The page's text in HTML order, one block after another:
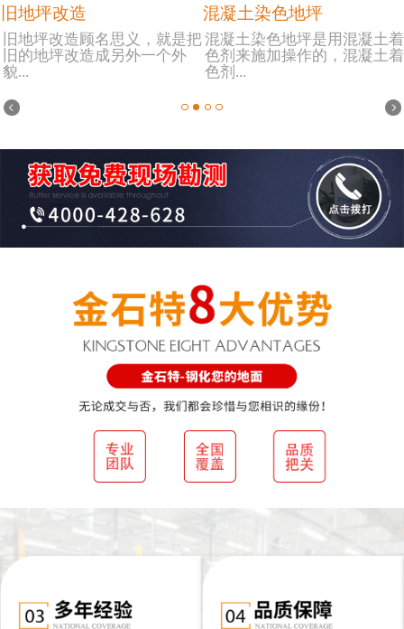
旧地坪改造
旧地坪改造顾名思义，就是把
旧的地坪改造成另外一个外
貌...
混凝土染色地坪
混凝土染色地坪是用混凝土着
色剂来施加操作的，混凝土着
色剂...